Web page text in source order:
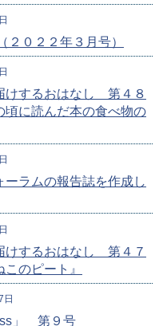
０２２年３月号）
けするおはなし 第４８
に読んだ本の食べ物の
ラムの報告誌を作成し
けするおはなし 第４７
のピート』
日
」 第９号